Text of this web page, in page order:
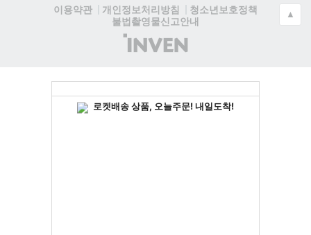
이용약관
개인정보처리방침
청소년보호정책
불법촬영물신고안내
(주)
인
▲